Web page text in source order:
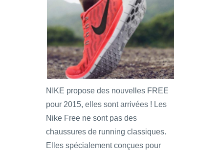
NIKE propose des nouvelles FREE
pour 2015, elles sont arrivées ! Les
Nike Free ne sont pas des
chaussures de running classiques.
Elles spécialement conçues pour